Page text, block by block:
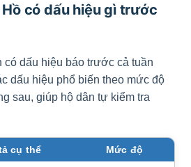
có dấu hiệu gì trước
có dấu hiệu báo trước cả tuần
dấu hiệu phổ biến theo mức độ
sau, giúp hộ dân tự kiểm tra
cụ thể Mức độ